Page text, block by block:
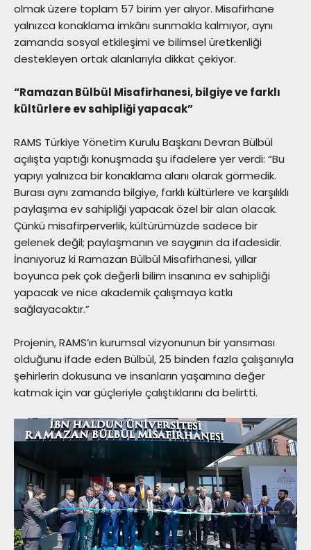
olmak üzere toplam 57 birim yer alıyor. Misafirhane
yalnızca konaklama imkânı sunmakla kalmıyor, aynı
zamanda sosyal etkileşimi ve bilimsel üretkenliği
destekleyen ortak alanlarıyla dikkat çekiyor.
“Ramazan Bülbül Misafirhanesi, bilgiye ve farklı
kültürlere ev sahipliği yapacak”
RAMS Türkiye Yönetim Kurulu Başkanı Devran Bülbül
açılışta yaptığı konuşmada şu ifadelere yer verdi: “Bu
yapıyı yalnızca bir konaklama alanı olarak görmedik.
Burası aynı zamanda bilgiye, farklı kültürlere ve karşılıklı
paylaşıma ev sahipliği yapacak özel bir alan olacak.
Çünkü misafirperverlik, kültürümüzde sadece bir
gelenek değil; paylaşmanın ve saygının da ifadesidir.
İnanıyoruz ki Ramazan Bülbül Misafirhanesi, yıllar
boyunca pek çok değerli bilim insanına ev sahipliği
yapacak ve nice akademik çalışmaya katkı
sağlayacaktır.”
Projenin, RAMS’ın kurumsal vizyonunun bir yansıması
olduğunu ifade eden Bülbül, 25 binden fazla çalışanıyla
şehirlerin dokusuna ve insanların yaşamına değer
katmak için var güçleriyle çalıştıklarını da belirtti.